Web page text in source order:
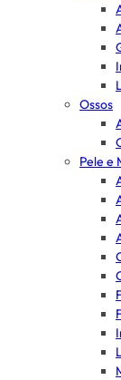
Ossos
Pele e